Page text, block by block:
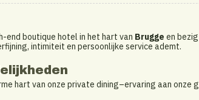
end boutique hotel in het hart van Brugge en
intimiteit en persoonlijke service ademt.
hart van onze private dining–ervaring aan onze